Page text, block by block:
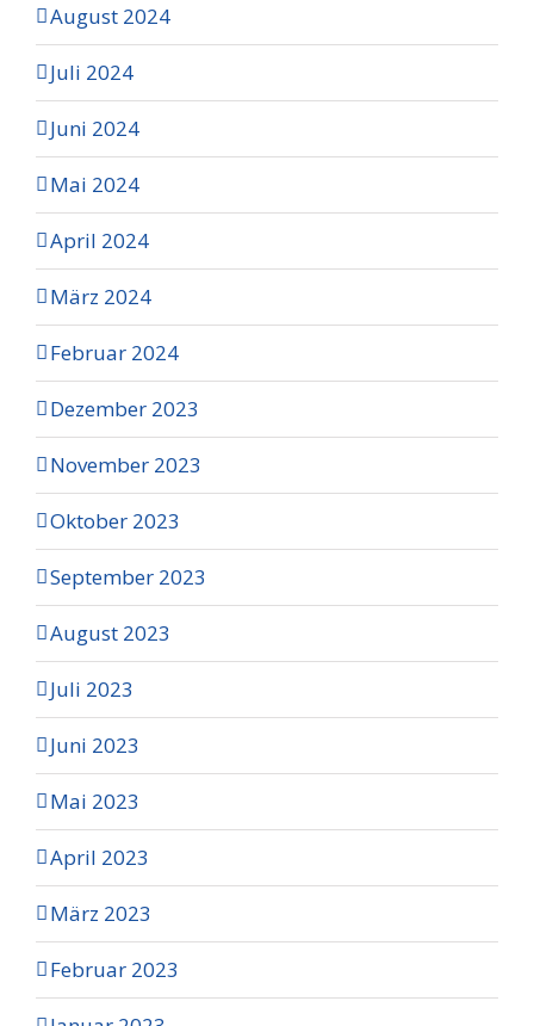
August 2024
Juli 2024
Juni 2024
Mai 2024
April 2024
März 2024
Februar 2024
Dezember 2023
November 2023
Oktober 2023
September 2023
August 2023
Juli 2023
Juni 2023
Mai 2023
April 2023
März 2023
Februar 2023